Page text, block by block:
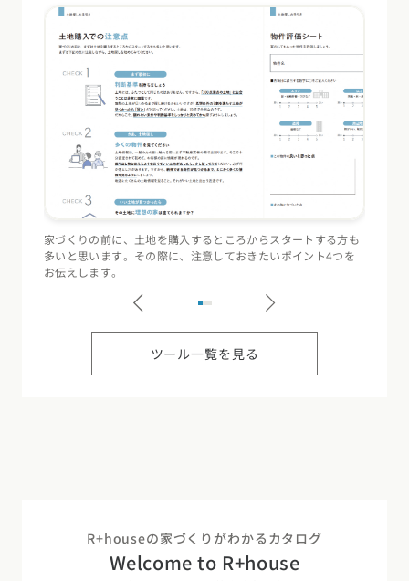
家づくりの前に、土地を購入するところからスタートする方も
多いと思います。その際に、注意しておきたいポイント4つを
お伝えします。
ツール一覧を見る
R+houseの家づくりがわかるカタログ
Welcome to R+house
カタログ請求 イベント検索 工務店